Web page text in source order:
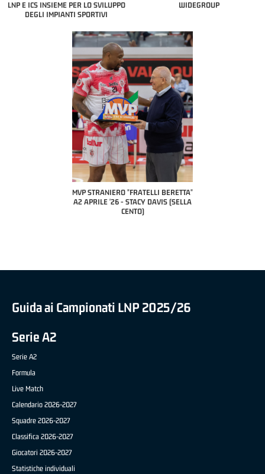
LNP E ICS INSIEME PER LO SVILUPPO
DEGLI IMPIANTI SPORTIVI
WIDEGROUP
MVP "FRATELLI BERETTA" SAMUEL
DILAS B NAZIONALE APRILE '26 -
MARCO RESTELLI (TAV TREVIGLIO
Guida ai Campionati LNP 2025/26
Serie A2
Serie A2
Formula
Live Match
Calendario 2026-2027
Squadre 2026-2027
Classifica 2026-2027
Giocatori 2026-2027
Statistiche individuali